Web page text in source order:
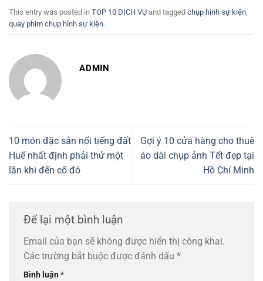
This entry was posted in TOP 10 DỊCH VỤ and tagged chụp hình sự kiện
quay phim chụp hình sự kiện.
ADMIN
10 món đặc sản nổi tiếng đất
Huế nhất định phải thử một
lần khi đến cố đô
Gợi ý 10 cửa hàng cho thuê
áo dài chụp ảnh Tết đẹp tại
Hồ Chí Minh
Để lại một bình luận
Email của bạn sẽ không được hiển thị công khai.
Các trường bắt buộc được đánh dấu *
Bình luận*